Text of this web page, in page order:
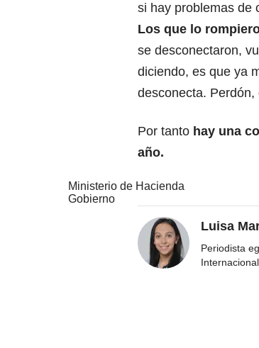
si hay problemas de
Los que lo
se desconectaron,
diciendo, es que ya
desconecta. Perdón,
Por tanto hay una
año.
Ministerio de Hacienda
Gobierno
Luisa
Periodista